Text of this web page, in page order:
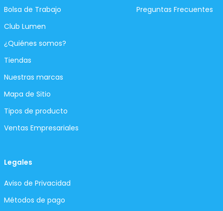
Bolsa de Trabajo
Club Lumen
¿Quiénes somos?
Tiendas
Nuestras marcas
Mapa de Sitio
Tipos de producto
Ventas Empresariales
Preguntas Frecuentes
Legales
Aviso de Privacidad
Métodos de pago